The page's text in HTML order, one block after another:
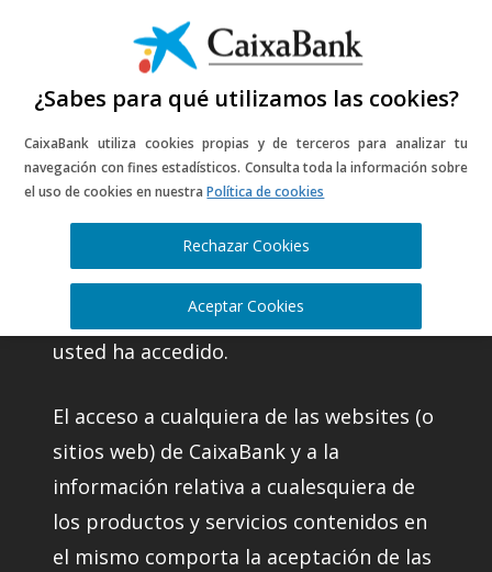
¿Sabes para qué utilizamos las cookies?
CaixaBank utiliza cookies propias y de terceros para analizar tu
navegación con fines estadísticos. Consulta toda la información sobre
el uso de cookies en nuestraPolítica de cookies
Rechazar Cookies
Aceptar Cookies
Información legal
del portal web
CaixaBank, S.A. (en adelante CaixaBank)
es la entidad titular del website al que
usted ha accedido.
El acceso a cualquiera de las websites (o
sitios web) de CaixaBank y a la
información relativa a cualesquiera de
los productos y servicios contenidos en
el mismo comporta la aceptación de las